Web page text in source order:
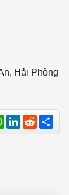
Hải Phòng
WhatsApp
LinkedIn
Reddit